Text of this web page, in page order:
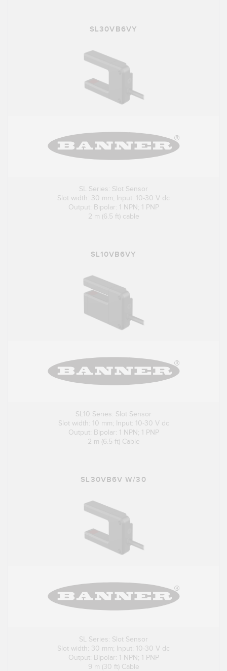
SL30VB6VY
SL Series: Slot Sensor
Slot width: 30 mm; Input: 10-30 V dc
Output: Bipolar: 1 NPN; 1 PNP
2 m (6.5 ft) cable
SL10VB6VY
SL10 Series: Slot Sensor
Slot width: 10 mm; Input: 10-30 V dc
Output: Bipolar: 1 NPN; 1 PNP
2 m (6.5 ft) Cable
SL30VB6V W/30
SL Series: Slot Sensor
Slot width: 30 mm; Input: 10-30 V dc
Output: Bipolar: 1 NPN; 1 PNP
9 m (30 ft) Cable